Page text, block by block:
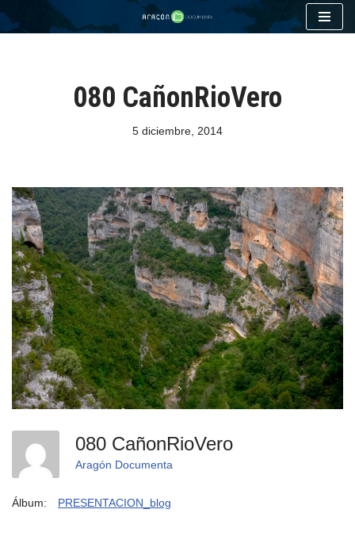
080 CañonRioVero
5 diciembre, 2014
080 CañonRioVero
Aragón Documenta
Álbum: PRESENTACION_blog